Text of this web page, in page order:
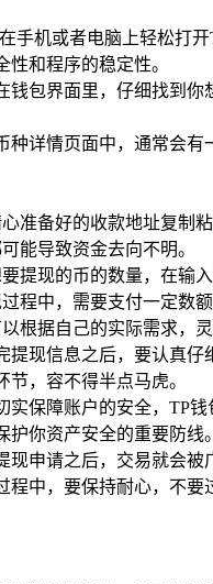
手机或者电脑上轻松打
和程序的稳定性。
钱包界面里，仔细找到
种详情页面中，通常会有
心准备好的收款地址复制
能导致资金去向不明。
提现的币的数量，在输
过程中，需要支付一定数
根据自己的实际需求，
提现信息之后，要认真
，容不得半点马虎。
实保障账户的安全，TP
你资产安全的重要防线。
现申请之后，交易就会
中，要保持耐心，不要